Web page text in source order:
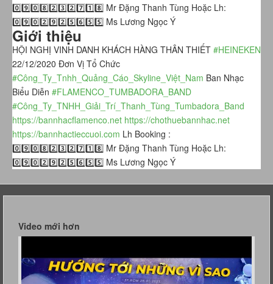
0️⃣9️⃣0️⃣8️⃣2️⃣3️⃣2️⃣7️⃣1️⃣8️⃣ Mr Đặng Thanh Tùng Hoặc Lh:
0️⃣9️⃣0️⃣2️⃣9️⃣2️⃣5️⃣6️⃣5️⃣5️⃣ Ms Lương Ngọc Ý
Giới thiệu
HỘI NGHỊ VINH DANH KHÁCH HÀNG THÂN THIẾT #HEINEKEN
22/12/2020 Đơn Vị Tổ Chức
#Công_Ty_Tnhh_Quảng_Cáo_Skyline_Việt_Nam Ban Nhạc
Biểu Diễn #FLAMENCO_TUMBADORA_BAND
#Công_Ty_TNHH_Giải_Trí_Thanh_Tùng_Tumbadora_Band
https://bannhacflamenco.net https://chothuebannhac.net
https://bannhactieccuoi.com Lh Booking :
0️⃣9️⃣0️⃣8️⃣2️⃣3️⃣2️⃣7️⃣1️⃣8️⃣ Mr Đặng Thanh Tùng Hoặc Lh:
0️⃣9️⃣0️⃣2️⃣9️⃣2️⃣5️⃣6️⃣5️⃣5️⃣ Ms Lương Ngọc Ý
Video mới hơn